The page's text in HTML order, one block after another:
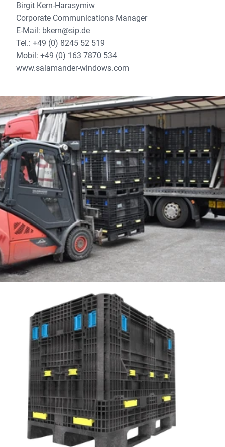
Birgit Kern-Harasymiw
Corporate Communications Manager
E-Mail: bkern@sip.de
Tel.: +49 (0) 8245 52 519
Mobil: +49 (0) 163 7870 534
www.salamander-windows.com